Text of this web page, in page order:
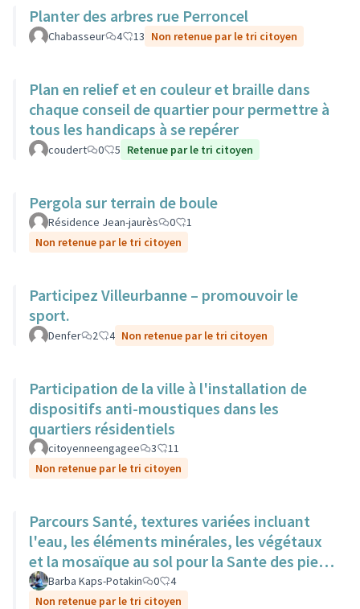
Planter des arbres rue Perroncel
Chabasseur 4 13 Non retenue par le tri citoyen
Plan en relief et en couleur et braille dans
chaque conseil de quartier pour permettre à
tous les handicaps à se repérer
coudert 0 5 Retenue par le tri citoyen
Pergola sur terrain de boule
Résidence Jean-jaurès 0
1
Non retenue par le tri citoyen
Participez Villeurbanne – promouvoir le
sport.
Denfer 2 4 Non retenue par le tri citoyen
Participation de la ville à l'installation de
dispositifs anti-moustiques dans les
quartiers résidentiels
citoyenneengagee 3
11
Non retenue par le tri citoyen
Parcours Santé, textures variées incluant
l'eau, les éléments minérales, les végétaux
et la mosaïque au sol pour la Sante des pieds
nus.Barba Kaps-Potakin 0
4
Non retenue par le tri citoyen